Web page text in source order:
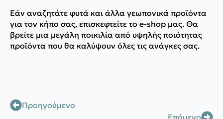
Εάν αναζητάτε φυτά και άλλα γεωπονικά προϊόντα
για τον κήπο σας, επισκεφτείτε το e-shop μας. Θα
βρείτε μια μεγάλη ποικιλία από υψηλής ποιότητας
προϊόντα που θα καλύψουν όλες τις ανάγκες σας.
Προηγούμενο